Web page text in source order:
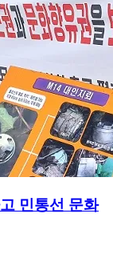
민통선 문화